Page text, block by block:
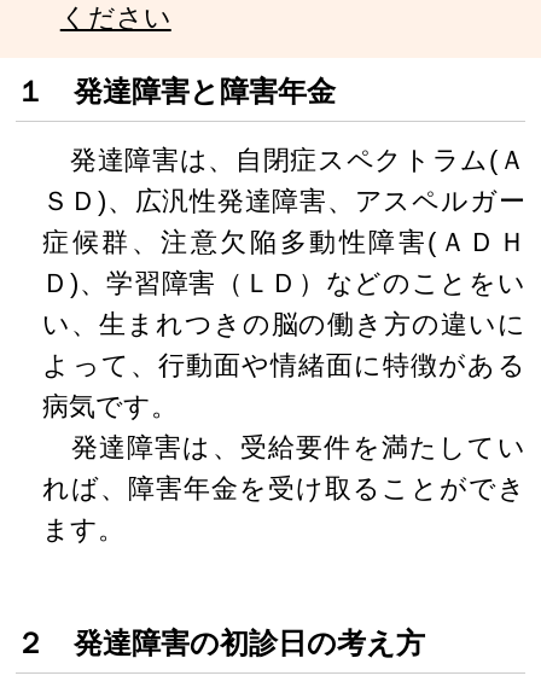
ください
１ 発達障害と障害年金
発達障害は、自閉症スペクトラム(Ａ
ＳＤ)、広汎性発達障害、アスペルガー
症候群、注意欠陥多動性障害(ＡＤＨ
Ｄ)、学習障害（ＬＤ）などのことをい
い、生まれつきの脳の働き方の違いに
よって、行動面や情緒面に特徴がある
病気です。
発達障害は、受給要件を満たしてい
れば、障害年金を受け取ることができ
ます。
２ 発達障害の初診日の考え方